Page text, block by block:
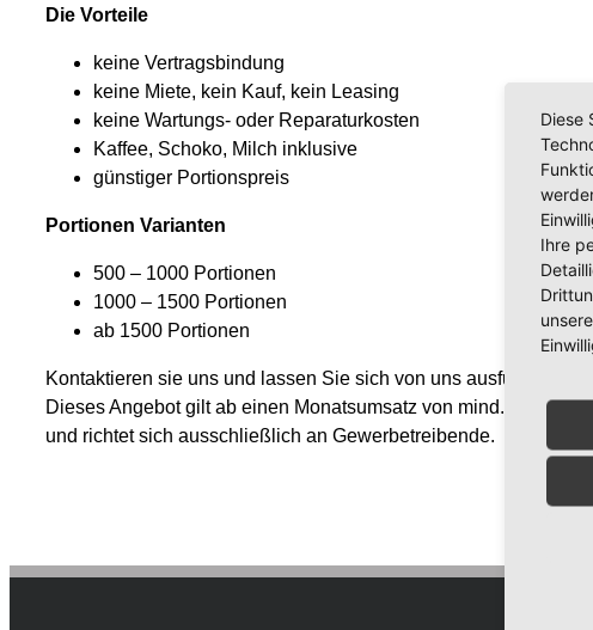
Die Vorteile
keine Vertragsbindung
keine Miete, kein Kauf, kein Leasing
keine Wartungs- oder Reparaturkosten
Kaffee, Schoko, Milch inklusive
günstiger Portionspreis
Portionen Varianten
500 – 1000 Portionen
1000 – 1500 Portionen
ab 1500 Portionen
Kontaktieren sie uns und lassen Sie sich von uns ausführlich
Dieses Angebot gilt ab einen Monatsumsatz von mind. 500
und richtet sich ausschließlich an Gewerbetreibende.
Diese
Ihre